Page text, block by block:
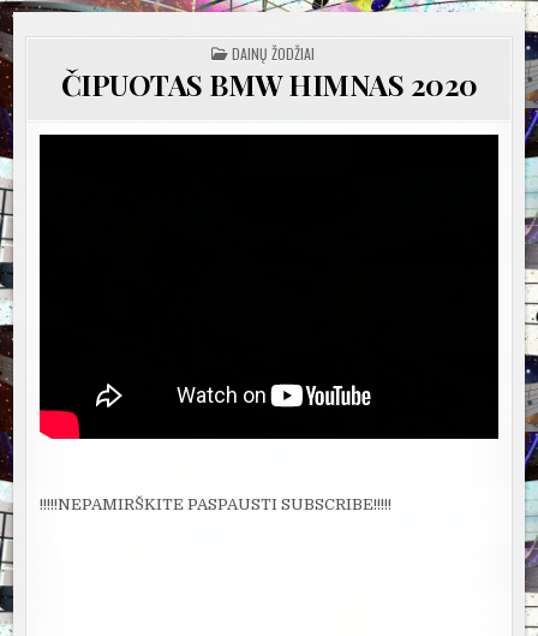
POSTED
IN
DAINŲ ŽODŽIAI
ČIPUOTAS BMW HIMNAS 2020
!!!!!NEPAMIRŠKITE PASPAUSTI SUBSCRIBE!!!!!